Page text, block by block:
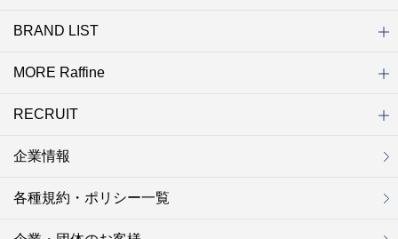
ニュース一覧
お知らせ
オープン
クローズ
リニューアル
その他
BRAND LIST
ブランド一覧
ラフィネ
グランラフィネ
バダンバルー
ラフィネプリュス
プチラフィネ
整体ナチュラルボディ
トータルセラピー
フットデザイン
REFLE（リフレ）
Raffine TOKYO
ラフィネ ランニングスタイル
MORE Raffine
MORE Raffine
ラフィネのこだわり
ラフィネのひみつ
お得で便利なサービス
ラフィネギフト
ラフィネグループアスリート
RECRUIT
セラピスト採用
新卒採用
研修サイト
NOWON!!
企業情報
各種規約・ポリシー一覧